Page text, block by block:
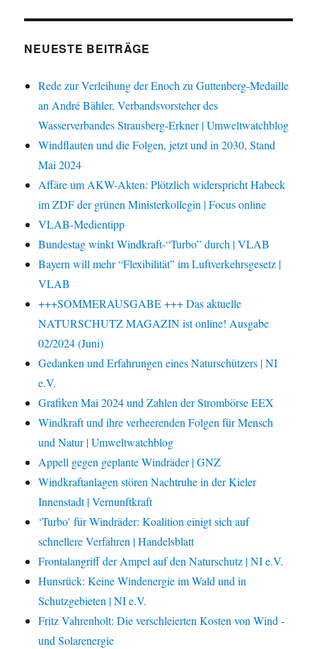
NEUESTE BEITRÄGE
Rede zur Verleihung der Enoch zu Guttenberg-Medaille
an André Bähler, Verbandsvorsteher des
Wasserverbandes Strausberg-Erkner | Umweltwatchblog
Windflauten und die Folgen, jetzt und in 2030, Stand
Mai 2024
Affäre um AKW-Akten: Plötzlich widerspricht Habeck
im ZDF der grünen Ministerkollegin | Focus online
VLAB-Medientipp
Bundestag winkt Windkraft-“Turbo” durch | VLAB
Bayern will mehr “Flexibilität” im Luftverkehrsgesetz |
VLAB
+++SOMMERAUSGABE +++ Das aktuelle
NATURSCHUTZ MAGAZIN ist online! Ausgabe
02/2024 (Juni)
Gedanken und Erfahrungen eines Naturschützers | NI
e.V.
Grafiken Mai 2024 und Zahlen der Strombörse EEX
Windkraft und ihre verheerenden Folgen für Mensch
und Natur | Umweltwatchblog
Appell gegen geplante Windräder | GNZ
Windkraftanlagen stören Nachtruhe in der Kieler
Innenstadt | Vernunftkraft
‘Turbo’ für Windräder: Koalition einigt sich auf
schnellere Verfahren | Handelsblatt
Frontalangriff der Ampel auf den Naturschutz | NI e.V.
Hunsrück: Keine Windenergie im Wald und in
Schutzgebieten | NI e.V.
Fritz Vahrenholt: Die verschleierten Kosten von Wind -
und Solarenergie